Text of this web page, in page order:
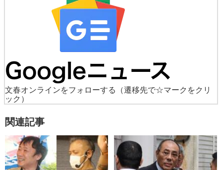
文春オンラインをフォローする
（遷移先で☆マークをクリ
ック）
関連記事